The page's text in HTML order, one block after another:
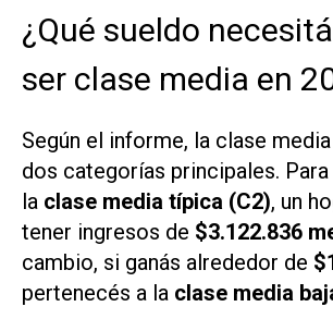
¿Qué sueldo
ser clase media en
Según el informe, la clase
dos categorías principales.
la clase media típica (C2), un
tener ingresos de $3.122.836
cambio, si ganás alrededor de
pertenecés a la clase media